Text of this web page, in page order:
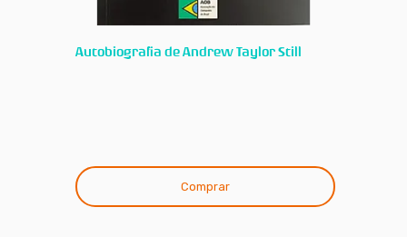
Autobiografia de Andrew Taylor Still
Comprar